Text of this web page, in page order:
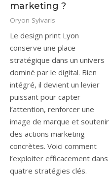
marketing ?
Oryon Sylvaris
Le design print Lyon
conserve une place
stratégique dans un univers
dominé par le digital. Bien
intégré, il devient un levier
puissant pour capter
l’attention, renforcer une
image de marque et soutenir
des actions marketing
concrètes. Voici comment
l’exploiter efficacement dans
quatre stratégies clés.